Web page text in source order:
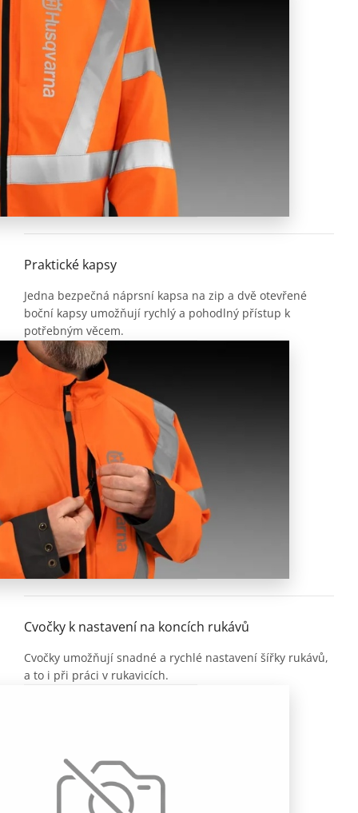
Praktické kapsy
Jedna bezpečná náprsní kapsa na zip a dvě otevřené
boční kapsy umožňují rychlý a pohodlný přístup k
potřebným věcem.
Cvočky k nastavení na koncích rukávů
Cvočky umožňují snadné a rychlé nastavení šířky rukávů,
a to i při práci v rukavicích.